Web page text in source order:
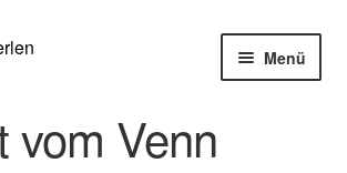
Menü
vom Venn